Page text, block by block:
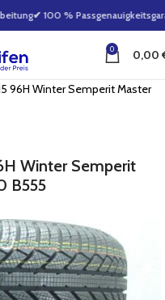
✔ 100 %
0 0,00
96H Winter Semperit Master
Winter Semperit
B555